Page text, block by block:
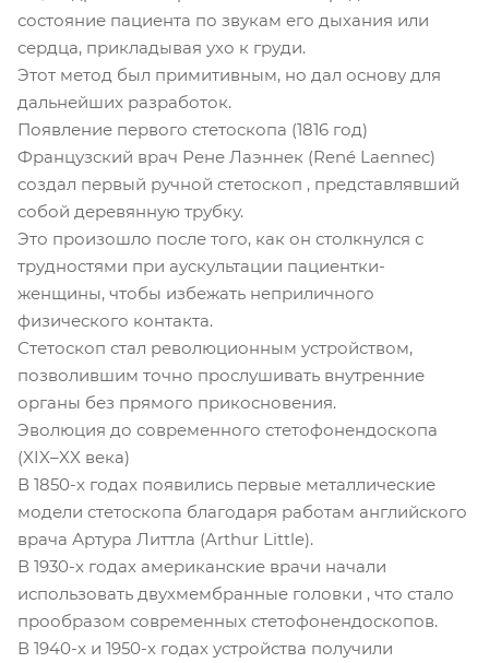
состояние пациента по звукам его дыхания или
сердца, прикладывая ухо к груди.
Этот метод был примитивным, но дал основу для
дальнейших разработок.
Появление первого стетоскопа (1816 год)
Французский врач Рене Лаэннек (René Laennec)
создал первый ручной стетоскоп , представлявший
собой деревянную трубку.
Это произошло после того, как он столкнулся с
трудностями при аускультации пациентки-
женщины, чтобы избежать неприличного
физического контакта.
Стетоскоп стал революционным устройством,
позволившим точно прослушивать внутренние
органы без прямого прикосновения.
Эволюция до современного стетофонендоскопа
(XIX–XX века)
В 1850-х годах появились первые металлические
модели стетоскопа благодаря работам английского
врача Артура Литтла (Arthur Little).
В 1930-х годах американские врачи начали
использовать двухмембранные головки , что стало
прообразом современных стетофонендоскопов.
В 1940-х и 1950-х годах устройства получили